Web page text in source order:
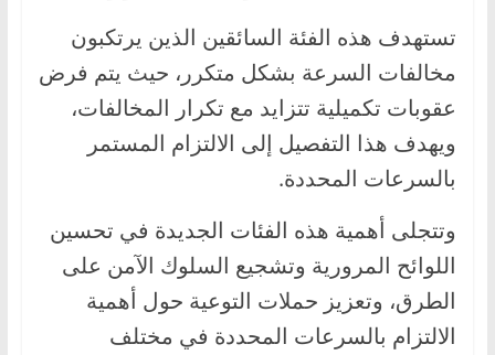
تستهدف هذه الفئة السائقين الذين يرتكبون
مخالفات السرعة بشكل متكرر، حيث يتم فرض
عقوبات تكميلية تتزايد مع تكرار المخالفات،
ويهدف هذا التفصيل إلى الالتزام المستمر
بالسرعات المحددة.
وتتجلى أهمية هذه الفئات الجديدة في تحسين
اللوائح المرورية وتشجيع السلوك الآمن على
الطرق، وتعزيز حملات التوعية حول أهمية
الالتزام بالسرعات المحددة في مختلف